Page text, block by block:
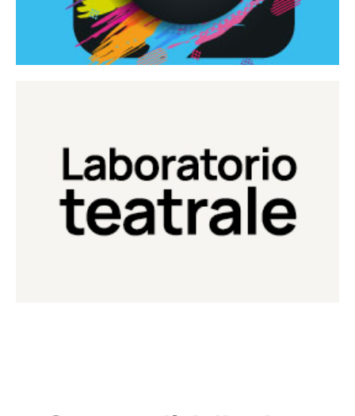
Laboratorio Teatrale
Laboratorio di teatro del Teatro Eduardo de Filippo
Continua